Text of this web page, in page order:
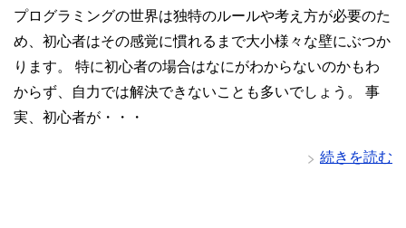
プログラミングの世界は独特のルールや考え方が必要のた
め、初心者はその感覚に慣れるまで大小様々な壁にぶつか
ります。 特に初心者の場合はなにがわからないのかもわ
からず、自力では解決できないことも多いでしょう。 事
実、初心者が・・・
続きを読む